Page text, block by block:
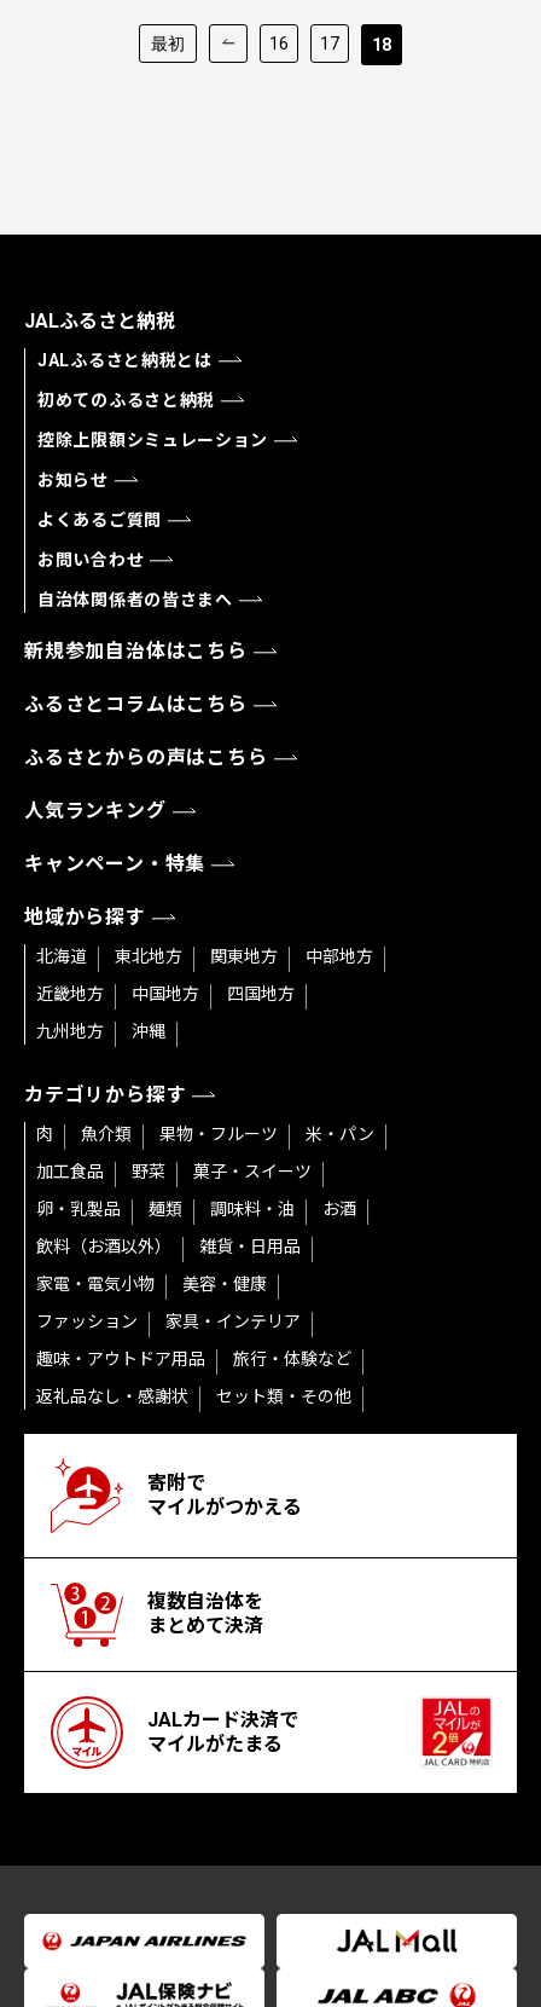
最初 16 17 18
JALふるさと納税
JALふるさと納税とは
初めてのふるさと納税
控除上限額シミュレーション
お知らせ
よくあるご質問
お問い合わせ
自治体関係者の皆さまへ
新規参加自治体はこちら
ふるさとコラムはこちら
ふるさとからの声はこちら
人気ランキング
キャンペーン・特集
地域から探す
北海道 東北地方 関東地方
中部地方
近畿地方
中国地方
四国地方
九州地方
沖縄
カテゴリから探す
肉 魚介類 果物・フルーツ
米・パン
加工食品
野菜
菓子・スイーツ
卵・乳製品
麺類 調味料・油
お酒
飲料（お酒以外）
雑貨・日用品
家電・電気小物
美容・健康
ファッション
家具・インテリア
趣味・アウトドア用品
旅行・体験など
返礼品なし・感謝状
セット類・その他
寄附で
マイルがつかえる
複数自治体を
まとめて決済
JALカード決済で
マイルがたまる